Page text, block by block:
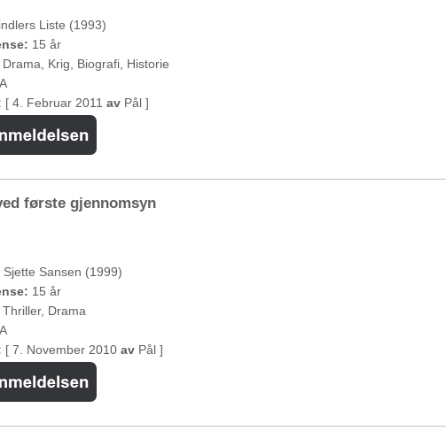
Liste (1993)
15 år
Drama, Krig, Biografi, Historie
[ 4. Februar 2011 av Pål ]
første gjennomsyn
Sjette Sansen (1999)
15 år
Thriller, Drama
[ 7. November 2010 av Pål ]